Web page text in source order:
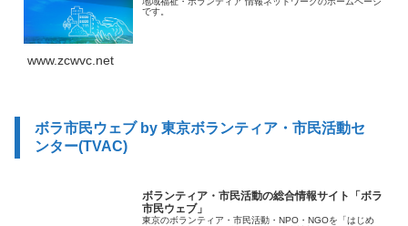
です。
www.zcwvc.net
ボラ市民ウェブ by 東京ボランティア・市民活動セ
ンター(TVAC)
ボランティア・市民活動の総合情報サイト「ボラ
市民ウェブ」
東京のボランティア・市民活動・NPO・NGOを「はじめ